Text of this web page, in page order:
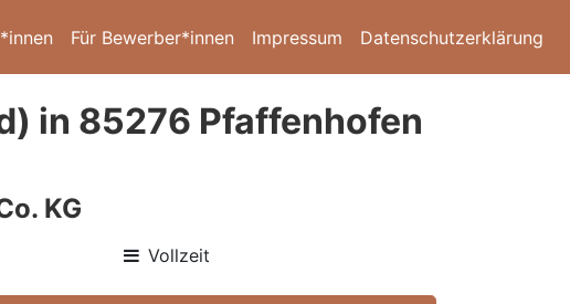
Für Bewerber*innen Impressum Datenschutzerklärung
in 85276 Pfaffenhofen
KG
Vollzeit